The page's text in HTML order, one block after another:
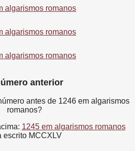
algarismos romanos
algarismos romanos
algarismos romanos
anterior
antes de 1246 em algarismos
romanos?
1245 em algarismos romanos
escrito MCCXLV